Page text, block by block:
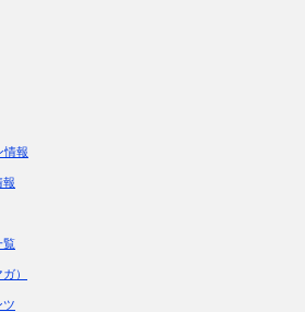
情報
報
覧
）
ツ